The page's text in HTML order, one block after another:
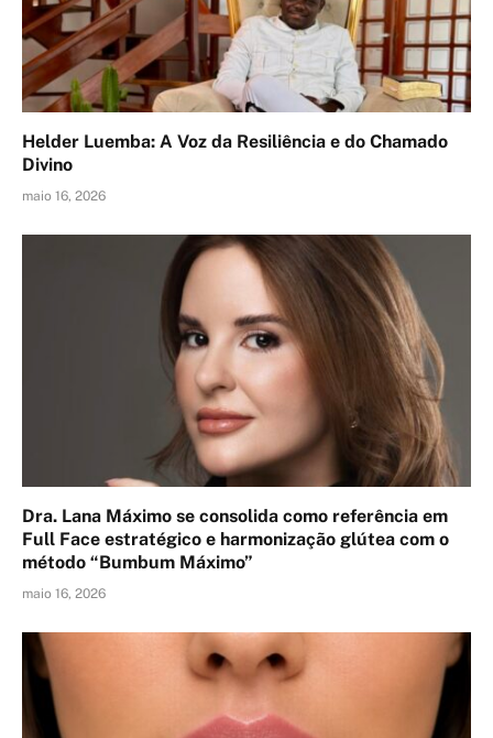
Helder Luemba: A Voz da Resiliência e do Chamado
Divino
maio 16, 2026
Dra. Lana Máximo se consolida como referência em
Full Face estratégico e harmonização glútea com o
método “Bumbum Máximo”
maio 16, 2026